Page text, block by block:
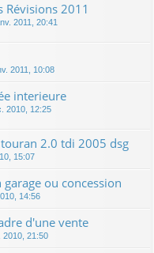
Révisions 2011
2011, 20:41
2011, 10:08
interieure
2010, 12:25
2.0 tdi 2005 dsg
15:07
ou concession
14:56
d'une vente
2010, 21:50